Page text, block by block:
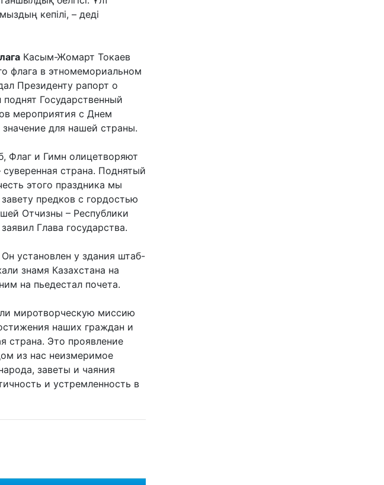
кепілі, – деді
Касым-Жомарт Токаев
флага в этномемориальном
Президенту рапорт о
Государственный
мероприятия с Днем
для нашей страны.
Флаг и Гимн олицетворяют
страна. Поднятый
этого праздника мы
предков с гордостью
Отчизны – Республики
Глава государства.
установлен у здания штаб-
знамя Казахстана на
на пьедестал почета.
миротворческую миссию
наших граждан и
страна. Это проявление
из нас неизмеримое
заветы и чаяния
и устремленность в